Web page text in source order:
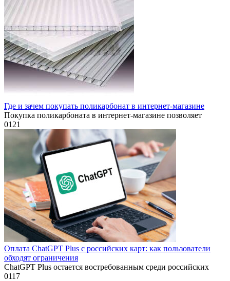
Где и зачем покупать поликарбонат в интернет-магазине
Покупка поликарбоната в интернет-магазине позволяет
0121
Оплата ChatGPT Plus с российских карт: как пользователи
обходят ограничения
ChatGPT Plus остается востребованным среди российских
0117